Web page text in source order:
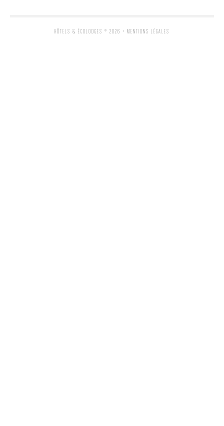
HÔTELS & ÉCOLODGES ® 2026 • MENTIONS LÉGALES